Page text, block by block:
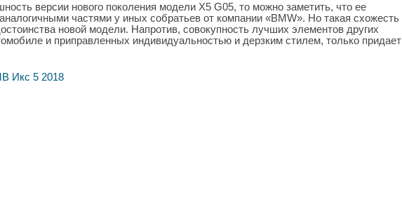
версии нового поколения модели Х5 G05, то можно заметить, что ее
частями у иных собратьев от компании «BMW». Но такая схожесть
новой модели. Напротив, совокупность лучших элементов других
и приправленных индивидуальностью и дерзким стилем, только придает